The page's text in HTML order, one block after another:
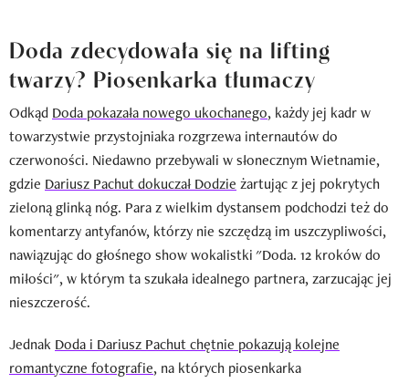
Doda zdecydowała się na lifting
twarzy? Piosenkarka tłumaczy
Odkąd Doda pokazała nowego ukochanego, każdy jej kadr w
towarzystwie przystojniaka rozgrzewa internautów do
czerwoności. Niedawno przebywali w słonecznym Wietnamie,
gdzie Dariusz Pachut dokuczał Dodzie żartując z jej pokrytych
zieloną glinką nóg. Para z wielkim dystansem podchodzi też do
komentarzy antyfanów, którzy nie szczędzą im uszczypliwości,
nawiązując do głośnego show wokalistki "Doda. 12 kroków do
miłości", w którym ta szukała idealnego partnera, zarzucając jej
nieszczerość.
Jednak Doda i Dariusz Pachut chętnie pokazują kolejne
romantyczne fotografie, na których piosenkarka